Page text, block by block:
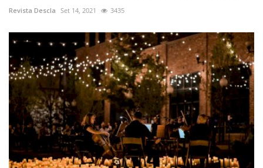
Revista Descla Set 14, 2021 3435